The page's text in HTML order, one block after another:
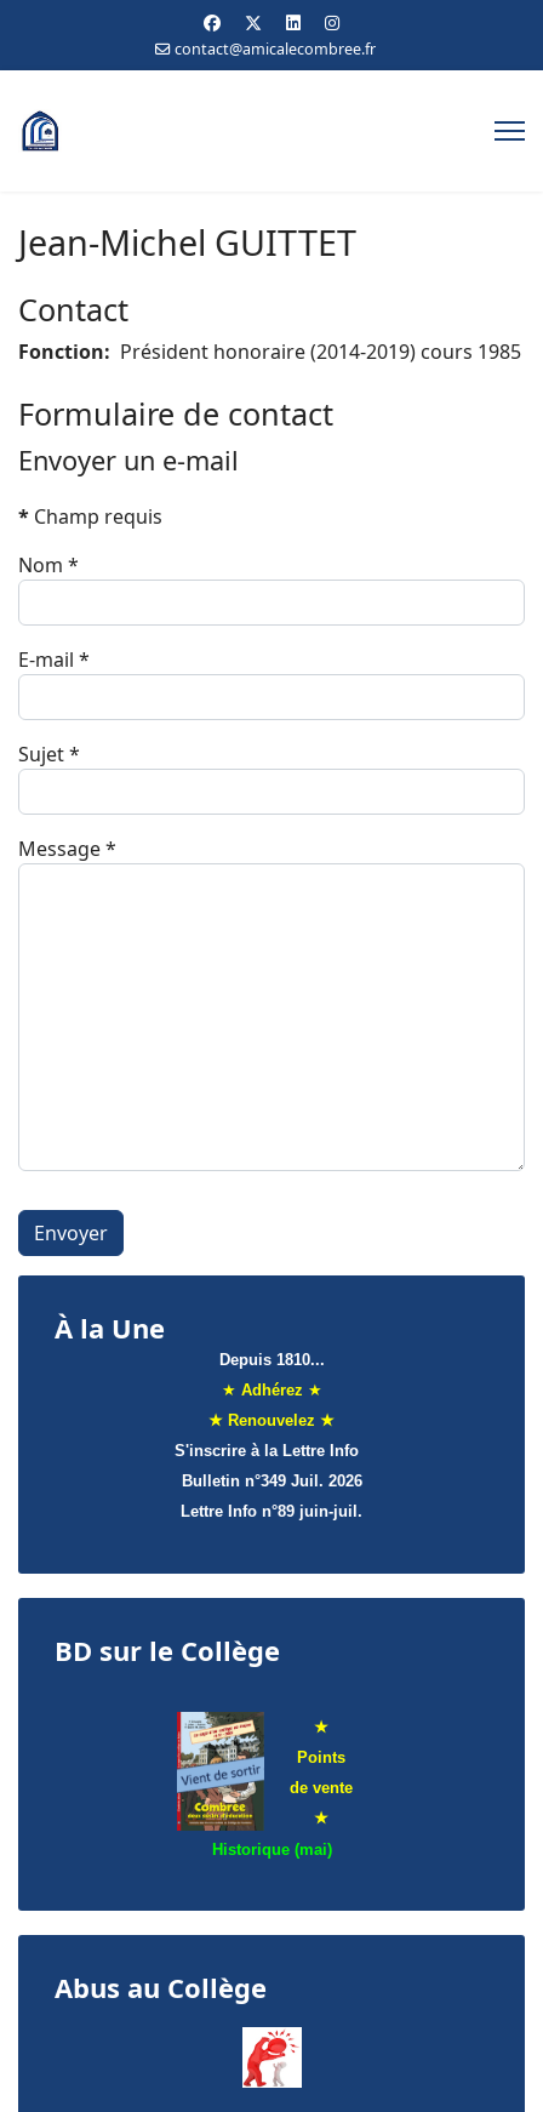
contact@amicalecombree.fr
Jean-Michel GUITTET
Contact
Fonction: Président honoraire (2014-2019) cours 1985
Formulaire de contact
Envoyer un e-mail
* Champ requis
Nom *
E-mail *
Sujet*
Message*
Système Captcha
Envoyer
À la Une
Depuis 1810...
★ Adhérez ★
★ Renouvelez ★
S'inscrire à la Lettre Info
Bulletin n°349 Juil. 2026
Lettre Info n°89 juin-juil.
BD sur le Collège
★
Points
de vente
★
Historique (mai)
Abus au Collège